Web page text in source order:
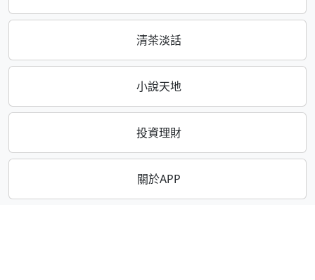
清茶淡話
小說天地
投資理財
關於APP